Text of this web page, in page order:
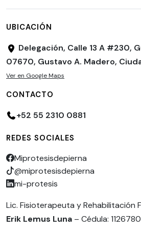
UBICACIÓN
Delegación, Calle 13 A #230,
07670, Gustavo A. Madero,
Ver en Google Maps
CONTACTO
+52 55 2310 0881
REDES SOCIALES
Miprotesisdepierna
@miprotesisdepierna
mi-protesis
Lic. Fisioterapeuta y Rehabilitación
Erik Lemus Luna – Cédula: